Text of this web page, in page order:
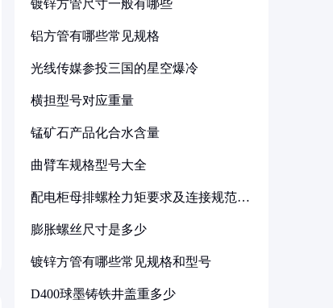
镀锌方管尺寸一般有哪些
铝方管有哪些常见规格
光线传媒参投三国的星空爆冷
横担型号对应重量
锰矿石产品化合水含量
曲臂车规格型号大全
配电柜母排螺栓力矩要求及连接规范详
膨胀螺丝尺寸是多少
镀锌方管有哪些常见规格和型号
D400球墨铸铁井盖重多少